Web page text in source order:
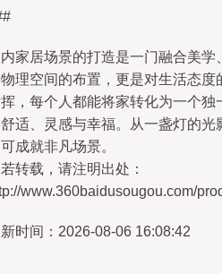
家居场景的打造是一门融合美
理空间的布置，更是对生活态
，每个人都能将家转化为一个独
适、灵感与幸福。从一盏灯的
成就非凡场景。
转载，请注明出处：
www.360baidusougou.com/
时间：2026-08-06 16:08:42